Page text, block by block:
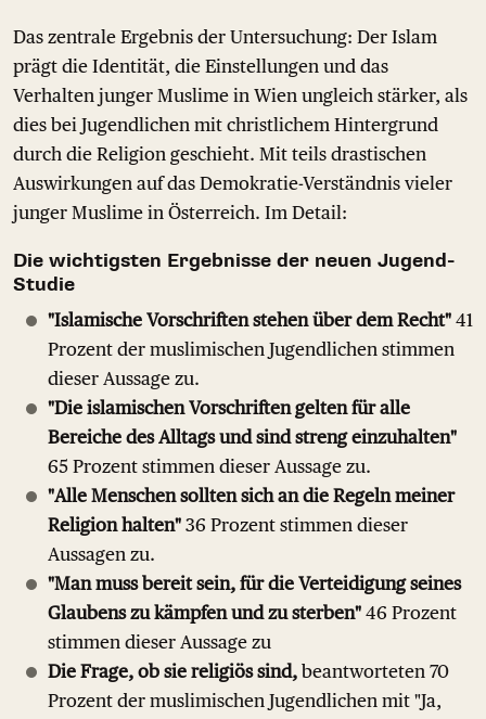
Das zentrale Ergebnis der Untersuchung: Der Islam
prägt die Identität, die Einstellungen und das
Verhalten junger Muslime in Wien ungleich stärker, als
dies bei Jugendlichen mit christlichem Hintergrund
durch die Religion geschieht. Mit teils drastischen
Auswirkungen auf das Demokratie-Verständnis vieler
junger Muslime in Österreich. Im Detail:
Die wichtigsten Ergebnisse der neuen Jugend-
Studie
"Islamische Vorschriften stehen über dem Recht" 41
Prozent der muslimischen Jugendlichen stimmen
dieser Aussage zu.
"Die islamischen Vorschriften gelten für alle
Bereiche des Alltags und sind streng einzuhalten"
65 Prozent stimmen dieser Aussage zu.
"Alle Menschen sollten sich an die Regeln meiner
Religion halten" 36 Prozent stimmen dieser
Aussagen zu.
"Man muss bereit sein, für die Verteidigung seines
Glaubens zu kämpfen und zu sterben" 46 Prozent
stimmen dieser Aussage zu
Die Frage, ob sie religiös sind, beantworteten 70
Prozent der muslimischen Jugendlichen mit "Ja,